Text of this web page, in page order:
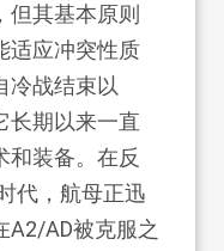
但其基本原则
适应冲突性质
冷战结束以
长期以来一直
和装备。在反
代，航母正迅
A2/AD被克服之